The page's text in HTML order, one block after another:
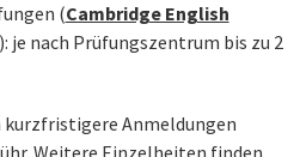
(Cambridge English
je nach Prüfungszentrum bis zu 2
Anmeldungen